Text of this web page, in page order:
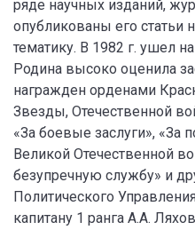
ряде научных изданий,
опубликованы его статьи
тематику. В 1982 г. ушел
Родина высоко оценила
награжден орденами
Звезды, Отечественной
«За боевые заслуги», «За
Великой Отечественной
безупречную службу» и
Политического
капитану 1 ранга А.А.